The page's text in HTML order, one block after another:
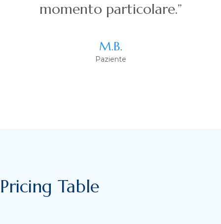
momento particolare.”
M.B.
Paziente
Pricing Table